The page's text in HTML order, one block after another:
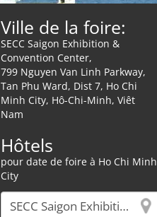
Ville de la foire:
SECC Saigon Exhibition &
Convention Center,
799 Nguyen Van Linh Parkway,
Tan Phu Ward, Dist 7, Ho Chi
Minh City, Hô-Chi-Minh, Viêt
Nam
Hôtels
pour date de foire à Ho Chi Minh
City